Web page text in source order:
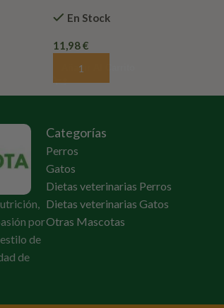
En Stock
11,98€
Añadir Al Carrito
por
de
de
Categorías
Perros
Gatos
Dietas veterinarias Perros
Dietas veterinarias Gatos
Otras Mascotas